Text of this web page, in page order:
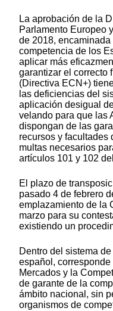
La aprobación de la
Parlamento Europeo
de 2018,
competencia de los
aplicar más
garantizar el correcto
(Directiva ECN+)
las deficiencias del
aplicación desigual
velando para que las
dispongan de las
recursos y
multas necesarios
artículos 101 y 102
El plazo de
pasado 4 de febrero
emplazamiento de la
marzo para su
existiendo un
Dentro del sistema
español,
Mercados y la
de garante de la
ámbito nacional, sin
organismos de